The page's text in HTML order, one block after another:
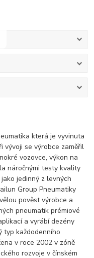
která je vyvinuta
vývoji se výrobce zaměřil
vozovce, výkon na
náročnými testy kvality
jedinný z levných
Group Pneumatiky
pověst výrobce a
pneumatik prémiové
a vyrábí dezény
typ každodenního
v roce 2002 v zóně
rozvoje v čínském